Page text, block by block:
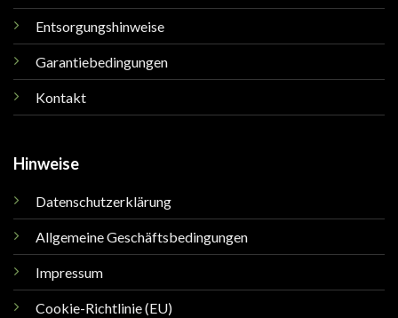
Entsorgungshinweise
Garantiebedingungen
Kontakt
Hinweise
Datenschutzerklärung
Allgemeine Geschäftsbedingungen
Impressum
Cookie-Richtlinie (EU)